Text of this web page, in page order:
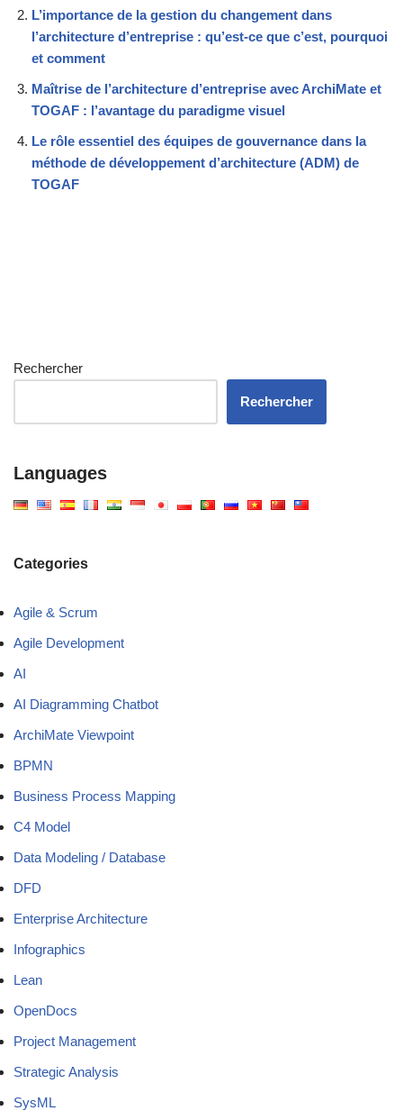
L’importance de la gestion du changement dans
l’architecture d’entreprise : qu’est-ce que c’est, pourquoi
et comment
Maîtrise de l’architecture d’entreprise avec ArchiMate et
TOGAF : l’avantage du paradigme visuel
Le rôle essentiel des équipes de gouvernance dans la
méthode de développement d’architecture (ADM) de
TOGAF
Rechercher
Rechercher
Languages
Categories
Agile & Scrum
Agile Development
AI
AI Diagramming Chatbot
ArchiMate Viewpoint
BPMN
Business Process Mapping
C4 Model
Data Modeling / Database
DFD
Enterprise Architecture
Infographics
Lean
OpenDocs
Project Management
Strategic Analysis
SysML